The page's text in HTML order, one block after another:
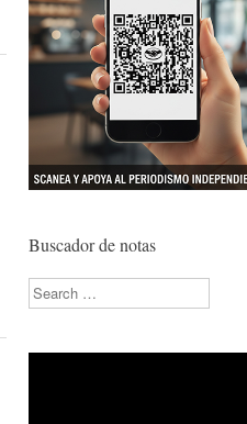
Buscador de notas
Search